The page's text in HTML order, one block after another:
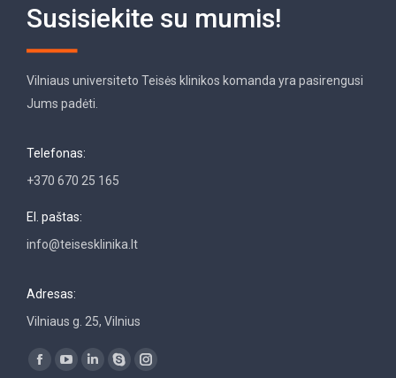
Susisiekite su mumis!
Vilniaus universiteto Teisės klinikos komanda yra pasirengusi
Jums padėti.
Telefonas:
+370 670 25 165
El. paštas:
info@teisesklinika.lt
Adresas:
Vilniaus g. 25, Vilnius
Find us on:
LinkedinSkypeInstagram